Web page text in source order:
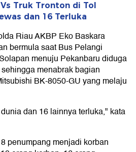
Truk Tronton di Tol
dan 16 Terluka
Riau AKBP Eko Baskara
bermula saat Bus Pelangi
menuju Pekanbaru diduga
menabrak bagian
BK-8050-GU yang melaju
dan 16 lainnya terluka," kata
penumpang menjadi korban